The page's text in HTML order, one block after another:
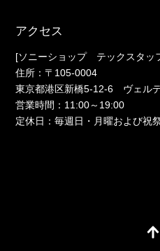
アクセス
[ソニーショップ テックスタッ
住所：〒105-0004
東京都港区新橋5-12-6 ヴェル
営業時間：11:00～19:00
定休日：毎週日・月曜および祝